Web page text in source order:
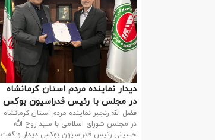
دیدار نماینده مردم استان کرمانشاه
در مجلس با رئیس فدراسیون بوکس
فضل الله رنجبر نماینده مردم استان کرمانشاه
در مجلس شورای اسلامی با سید روح الله
حسینی رئیس فدراسیون بوکس دیدار و گفت